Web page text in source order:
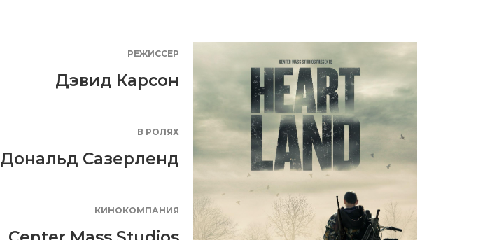
РЕЖИССЕР
Дэвид Карсон
В РОЛЯХ
Дональд Сазерленд
КИНОКОМПАНИЯ